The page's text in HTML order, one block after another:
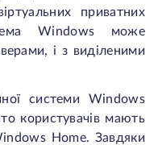
приватних
Windows може
і з виділеними
системи Windows
користувачів мають
Home. Завдяки